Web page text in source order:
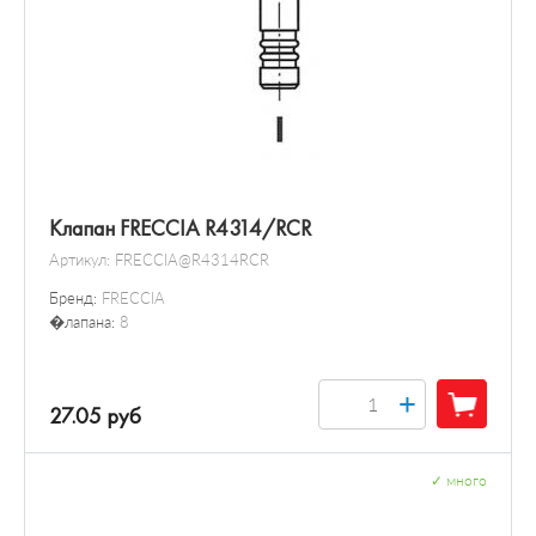
Клапан FRECCIA R4314/RCR
Артикул: FRECCIA@R4314RCR
Бренд: FRECCIA
�лапана: 8
27.05 руб +
много